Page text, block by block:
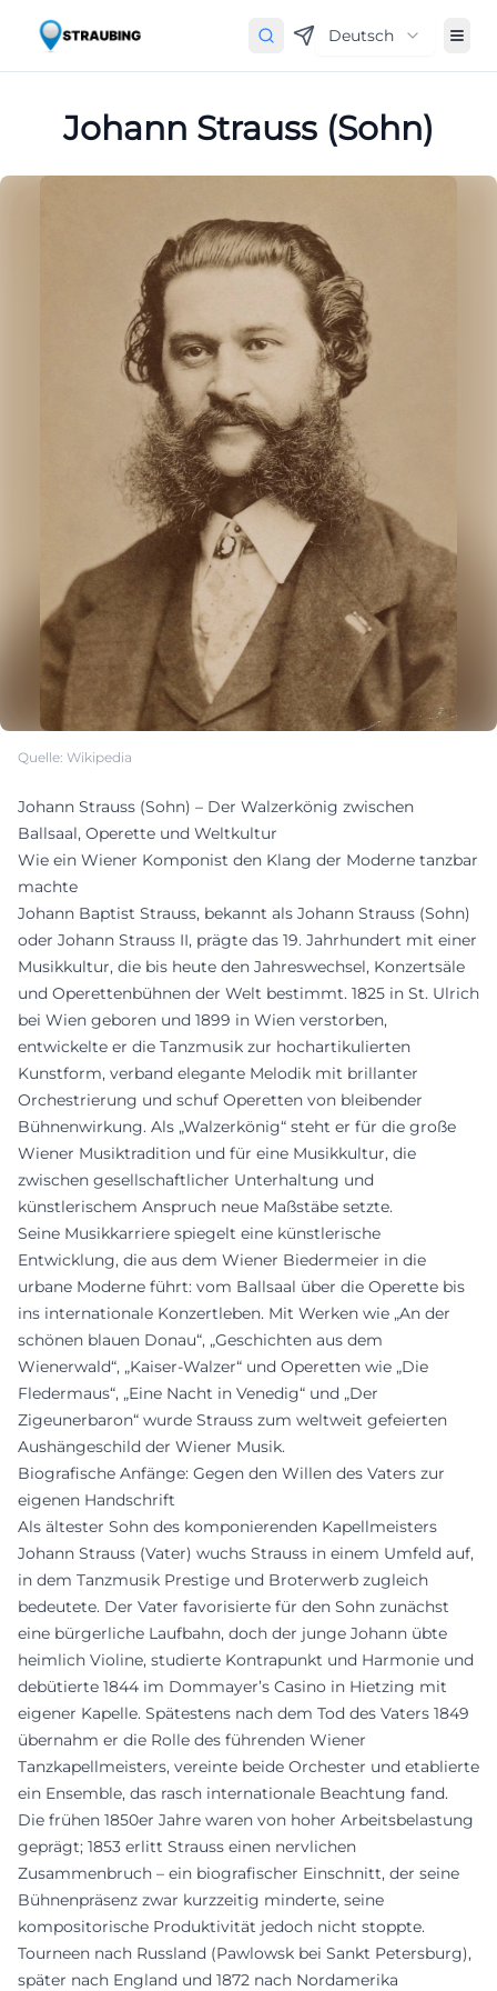
Deutsch
Johann Strauss (Sohn)
Quelle: Wikipedia
Johann Strauss (Sohn) – Der Walzerkönig zwischen
Ballsaal, Operette und Weltkultur
Wie ein Wiener Komponist den Klang der Moderne tanzbar
machte
Johann Baptist Strauss, bekannt als Johann Strauss (Sohn)
oder Johann Strauss II, prägte das 19. Jahrhundert mit einer
Musikkultur, die bis heute den Jahreswechsel, Konzertsäle
und Operettenbühnen der Welt bestimmt. 1825 in St. Ulrich
bei Wien geboren und 1899 in Wien verstorben,
entwickelte er die Tanzmusik zur hochartikulierten
Kunstform, verband elegante Melodik mit brillanter
Orchestrierung und schuf Operetten von bleibender
Bühnenwirkung. Als „Walzerkönig“ steht er für die große
Wiener Musiktradition und für eine Musikkultur, die
zwischen gesellschaftlicher Unterhaltung und
künstlerischem Anspruch neue Maßstäbe setzte.
Seine Musikkarriere spiegelt eine künstlerische
Entwicklung, die aus dem Wiener Biedermeier in die
urbane Moderne führt: vom Ballsaal über die Operette bis
ins internationale Konzertleben. Mit Werken wie „An der
schönen blauen Donau“, „Geschichten aus dem
Wienerwald“, „Kaiser-Walzer“ und Operetten wie „Die
Fledermaus“, „Eine Nacht in Venedig“ und „Der
Zigeunerbaron“ wurde Strauss zum weltweit gefeierten
Aushängeschild der Wiener Musik.
Biografische Anfänge: Gegen den Willen des Vaters zur
eigenen Handschrift
Als ältester Sohn des komponierenden Kapellmeisters
Johann Strauss (Vater) wuchs Strauss in einem Umfeld auf,
in dem Tanzmusik Prestige und Broterwerb zugleich
bedeutete. Der Vater favorisierte für den Sohn zunächst
eine bürgerliche Laufbahn, doch der junge Johann übte
heimlich Violine, studierte Kontrapunkt und Harmonie und
debütierte 1844 im Dommayer’s Casino in Hietzing mit
eigener Kapelle. Spätestens nach dem Tod des Vaters 1849
übernahm er die Rolle des führenden Wiener
Tanzkapellmeisters, vereinte beide Orchester und etablierte
ein Ensemble, das rasch internationale Beachtung fand.
Die frühen 1850er Jahre waren von hoher Arbeitsbelastung
geprägt; 1853 erlitt Strauss einen nervlichen
Zusammenbruch – ein biografischer Einschnitt, der seine
Bühnenpräsenz zwar kurzzeitig minderte, seine
kompositorische Produktivität jedoch nicht stoppte.
Tourneen nach Russland (Pawlowsk bei Sankt Petersburg),
später nach England und 1872 nach Nordamerika